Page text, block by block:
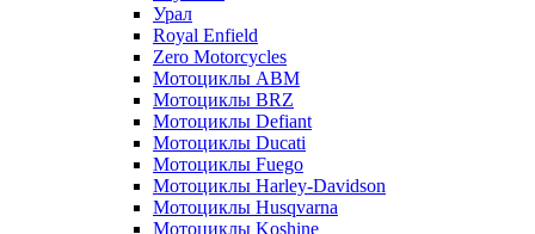
Урал
Royal Enfield
Zero Motorcycles
Мотоциклы ABM
Мотоциклы BRZ
Мотоциклы Defiant
Мотоциклы Ducati
Мотоциклы Fuego
Мотоциклы Harley-Davidson
Мотоциклы Husqvarna
Мотоциклы Koshine